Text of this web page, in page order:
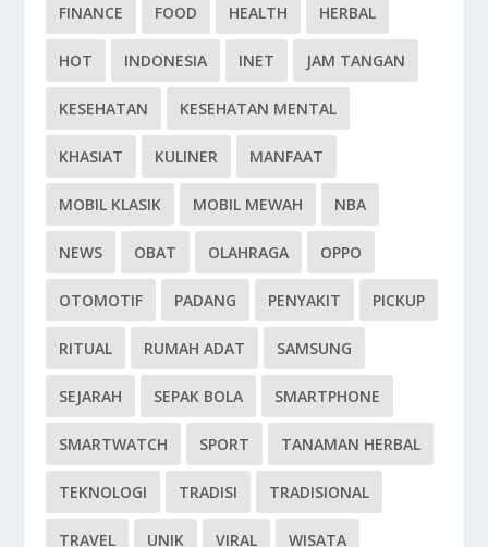
FINANCE FOOD HEALTH HERBAL
HOT INDONESIA INET JAM TANGAN
KESEHATAN KESEHATAN MENTAL
KHASIAT KULINER MANFAAT
MOBIL KLASIK MOBIL MEWAH NBA
NEWS OBAT OLAHRAGA OPPO
OTOMOTIF PADANG PENYAKIT PICKUP
RITUAL RUMAH ADAT SAMSUNG
SEJARAH SEPAK BOLA SMARTPHONE
SMARTWATCH SPORT TANAMAN HERBAL
TEKNOLOGI TRADISI TRADISIONAL
TRAVEL UNIK VIRAL WISATA